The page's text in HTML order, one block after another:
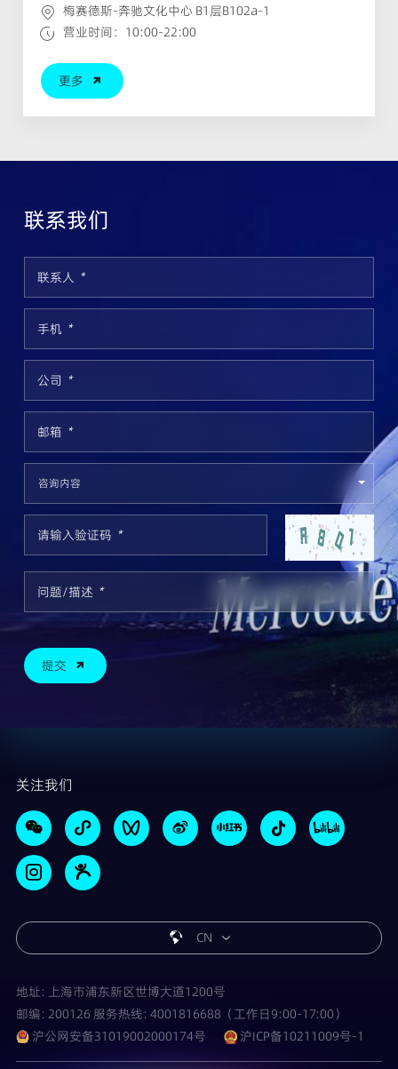
梅赛德斯-奔驰文化中心 B1层B102a-1
营业时间：10:00-22:00
更多
联系我们
联系人 *
手机 *
公司 *
邮箱 *
请输入验证码 *
问题/描述 *
提交
关注我们
CN
地址: 上海市浦东新区世博大道1200号
邮编: 200126 服务热线: 4001816688（工作日9:00-17:00）
沪公网安备31019002000174号
沪ICP备10211009号-1